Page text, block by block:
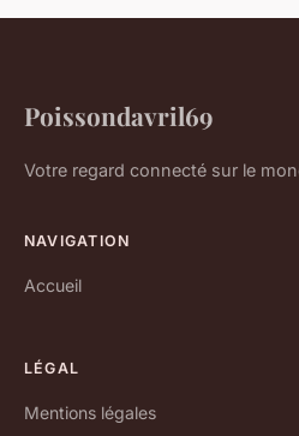
Poissondavril69
Votre regard connecté sur le
NAVIGATION
Accueil
LÉGAL
Mentions légales